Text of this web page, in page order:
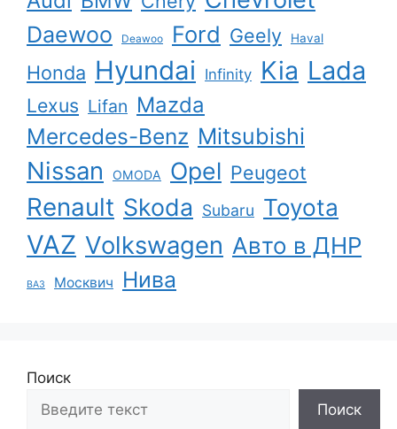
Daewoo Deawoo Ford Geely Haval
Honda Hyundai Infinity Kia Lada
Lexus Lifan Mazda
Mercedes-Benz Mitsubishi
Nissan OMODA Opel Peugeot
Renault Skoda Subaru Toyota
VAZ Volkswagen Авто в ДНР
ВАЗ Москвич Нива
Поиск
Поиск